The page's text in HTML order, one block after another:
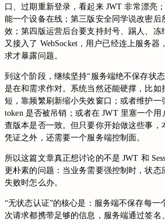
口、过期重新登录，看起来 JWT 非常漂亮
能一个设备在线；第三版安全同学说改密后
效；第四版运营后台要支持封号、踢人、冻
又接入了 WebSocket，用户已经连上服务器
求才暴露问题。
到这个阶段，继续坚持“服务端绝不保存状
是在和需求作对。系统当然还能硬撑，比如
短，靠频繁刷新缩小失效窗口；或者维护一
token 是否被吊销；或者在 JWT 里塞一个
查版本是否一致。但只要你开始做这些事，
凭证之外，还需要一个服务端控制面。
所以这篇文章真正想讨论的不是 JWT 和
更朴素的问题：当业务需要强控制时，状态
失败时怎么办。
“无状态认证”的核心是：服务端不保存每一
次请求都携带足够的信息，服务端通过签名